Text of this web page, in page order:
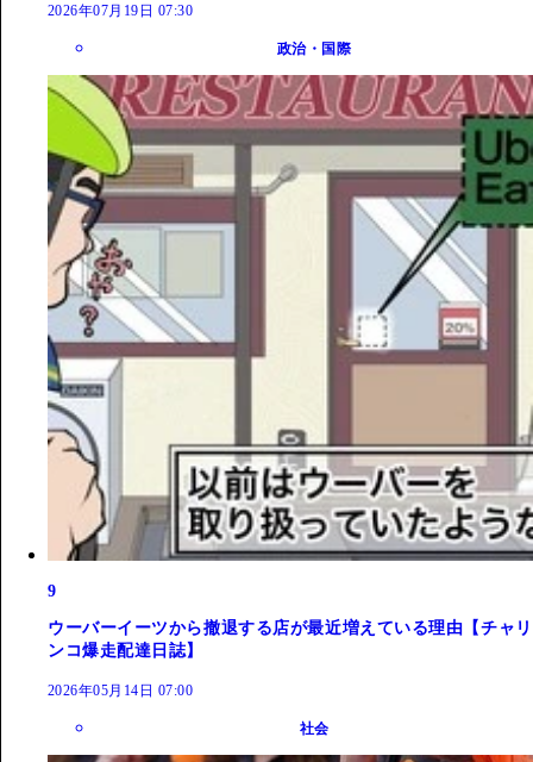
2026年07月19日 07:30
政治・国際
9
ウーバーイーツから撤退する店が最近増えている理由【チャリ
ンコ爆走配達日誌】
2026年05月14日 07:00
社会